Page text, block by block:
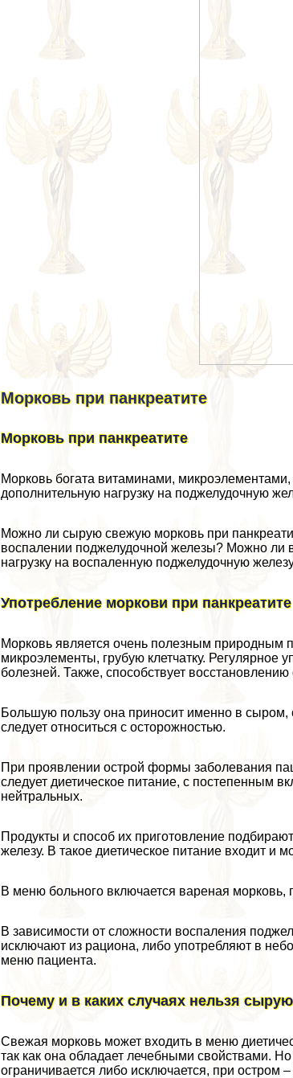
Морковь при панкреатите
Морковь при панкреатите
Морковь богата витаминами,
дополнительную нагрузку на поджелудочную
Можно ли сырую свежую морковь при
воспалении поджелудочной железы? Можно ли
нагрузку на воспаленную поджелудочную
Употрeбление моркови при панкреатите
Морковь является очень полезным природным
микроэлементы, грубую клетчатку.
болезней. Также, способствует
Большую пользу она приносит именно в
следует относиться с осторожностью.
При проявлении острой формы заболевания
следует диетическое питание, с постепенным
нейтральных.
Продукты и способ их приготовление
железу. В такое диетическое питание входит и
В меню больного включается вареная морковь,
В зависимости от сложности воспаления
исключают из рациона, либо употрeбляют в
меню пациента.
Почему и в каких случаях нельзя
Свежая морковь может входить в меню
так как она обладает лечебными свойствами.
ограничивается либо исключается, при остром